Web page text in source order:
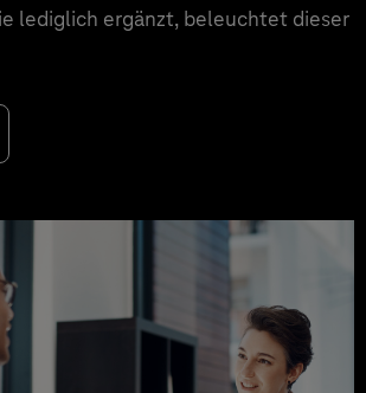
lediglich ergänzt, beleuchtet dieser